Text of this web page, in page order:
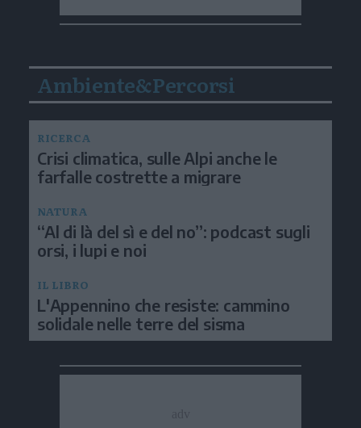
Ambiente&Percorsi
RICERCA
Crisi climatica, sulle Alpi anche le
farfalle costrette a migrare
NATURA
“Al di là del sì e del no”: podcast sugli
orsi, i lupi e noi
IL LIBRO
L'Appennino che resiste: cammino
solidale nelle terre del sisma